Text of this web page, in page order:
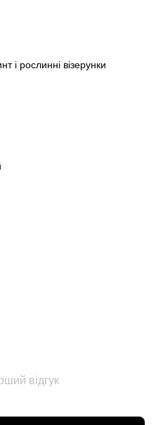
і рослинні візерунки
відгук